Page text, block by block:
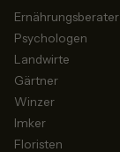
Ernährungsberater
Psychologen
Landwirte
Gärtner
Winzer
Imker
Floristen